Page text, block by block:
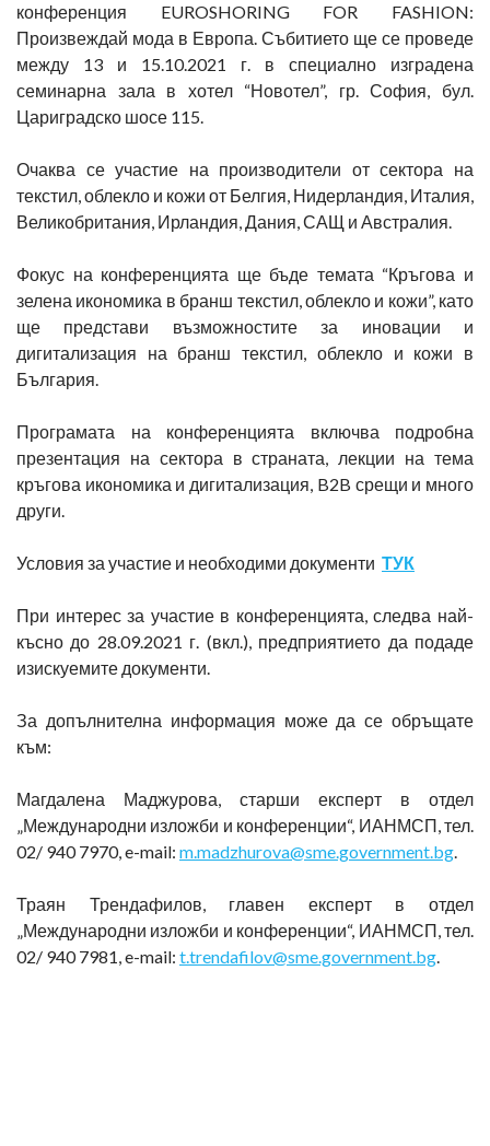
конференция EUROSHORING FOR FASHION:
Произвеждай мода в Европа. Събитието ще се проведе
между 13 и 15.10.2021 г. в специално изградена
семинарна зала в хотел “Новотел”, гр. София, бул.
Цариградско шосе 115.
Очаква се участие на производители от сектора на
текстил, облекло и кожи от Белгия, Нидерландия, Италия,
Великобритания, Ирландия, Дания, САЩ и Австралия.
Фокус на конференцията ще бъде темата “Кръгова и
зелена икономика в бранш текстил, облекло и кожи”, като
ще представи възможностите за иновации и
дигитализация на бранш текстил, облекло и кожи в
България.
Програмата на конференцията включва подробна
презентация на сектора в страната, лекции на тема
кръгова икономика и дигитализация, B2B срещи и много
други.
Условия за участие и необходими документи ТУК
При интерес за участие в конференцията, следва най-
късно до 28.09.2021 г. (вкл.), предприятието да подаде
изискуемите документи.
За допълнителна информация може да се обръщате
към:
Магдалена Маджурова, старши експерт в отдел
„Международни изложби и конференции“, ИАНМСП, тел.
02/ 940 7970, e-mail: m.madzhurova@sme.government.bg.
Траян Трендафилов, главен експерт в отдел
„Международни изложби и конференции“, ИАНМСП, тел.
02/ 940 7981, e-mail: t.trendafilov@sme.government.bg.